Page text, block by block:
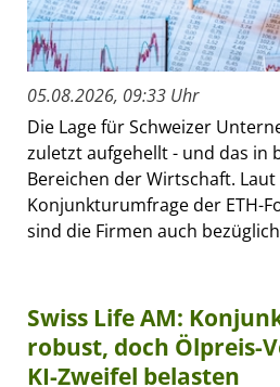
05.08.2026, 09:33 Uhr
Die Lage für Schweizer
zuletzt aufgehellt - und das in
Bereichen der Wirtschaft.
Konjunkturumfrage der ETH-
sind die Firmen auch
Swiss Life AM:
robust, doch Ölpreis-
KI-Zweifel belasten